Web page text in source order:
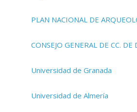
PLAN NACIONAL DE
CONSEJO GENERAL DE CC. DE
Universidad de Granada
Universidad de Almería